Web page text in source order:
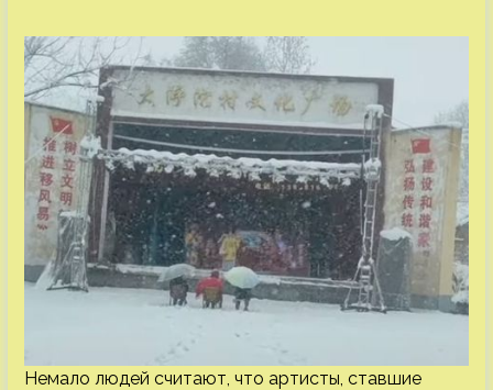
Немало людей считают, что артисты, ставшие